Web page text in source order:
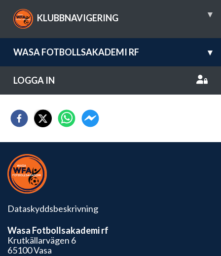
KLUBBNAVIGERING ▾
WASA FOTBOLLSAKADEMI RF ▾
LOGGA IN
Dataskyddsbeskrivning
Wasa Fotbollsakademi rf
Krutkällarvägen 6
65100 Vasa